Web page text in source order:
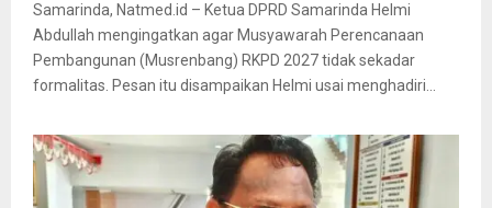
Samarinda, Natmed.id – Ketua DPRD Samarinda Helmi
Abdullah mengingatkan agar Musyawarah Perencanaan
Pembangunan (Musrenbang) RKPD 2027 tidak sekadar
formalitas. Pesan itu disampaikan Helmi usai menghadiri...